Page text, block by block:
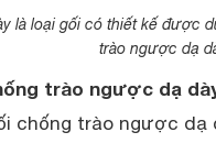
là loại gối có thiết kế được
trào ngược dạ
trào ngược dạ
chống trào ngược dạ